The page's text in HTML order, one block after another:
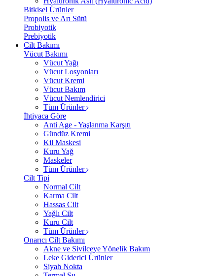
Bitkisel Ürünler
Propolis ve Arı Sütü
Probiyotik
Prebiyotik
Cilt Bakımı
Vücut Bakımı
Vücut Yağı
Vücut Losyonları
Vücut Kremi
Vücut Bakım
Vücut Nemlendirici
Tüm Ürünler
İhtiyaca Göre
Anti Age - Yaşlanma Karşıtı
Gündüz Kremi
Kil Maskesi
Kuru Yağ
Maskeler
Tüm Ürünler
Cilt Tipi
Normal Cilt
Karma Cilt
Hassas Cilt
Yağlı Cilt
Kuru Cilt
Tüm Ürünler
Onarıcı Cilt Bakımı
Akne ve Sivilceye Yönelik Bakım
Leke Giderici Ürünler
Siyah Nokta